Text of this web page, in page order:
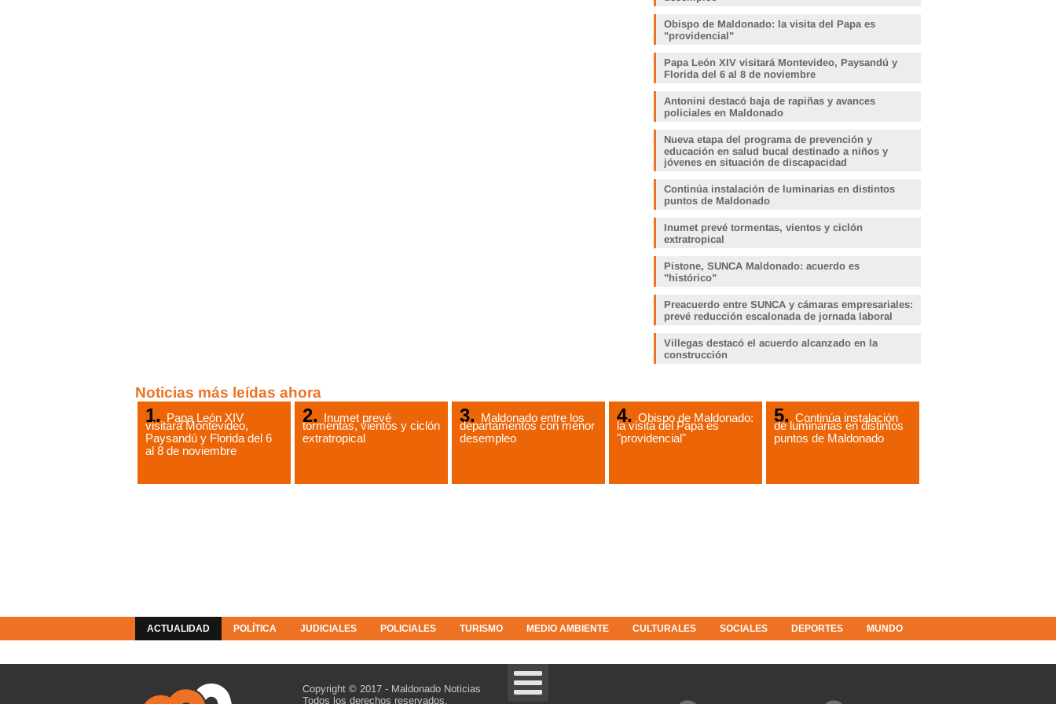
Obispo de Maldonado: la visita del Papa es
"providencial"
Papa León XIV visitará Montevideo, Paysandú y
Florida del 6 al 8 de noviembre
Antonini destacó baja de rapiñas y avances
policiales en Maldonado
Nueva etapa del programa de prevención y
educación en salud bucal destinado a niños y
jóvenes en situación de discapacidad
Continúa instalación de luminarias en distintos
puntos de Maldonado
Inumet prevé tormentas, vientos y ciclón
extratropical
Pistone, SUNCA Maldonado: acuerdo es
"histórico"
Preacuerdo entre SUNCA y cámaras empresariales:
prevé reducción escalonada de jornada laboral
Villegas destacó el acuerdo alcanzado en la
construcción
Noticias más leídas ahora
Papa León XIV
visitará Montevideo,
Paysandú y Florida del 6
al 8 de noviembre
Inumet prevé
tormentas, vientos y ciclón
extratropical
Maldonado entre los
departamentos con menor
desempleo
Obispo de Maldonado:
la visita del Papa es
"providencial"
Continúa instalación
de luminarias en distintos
puntos de Maldonado
ACTUALIDAD POLÍTICA JUDICIALES POLICIALES TURISMO MEDIO AMBIENTE CULTURALES SOCIALES DEPORTES MUNDO
Copyright © 2017 - Maldonado Noticias
Todos los derechos reservados.